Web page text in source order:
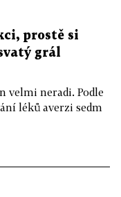
prostě si
grál
velmi neradi. Podle
léků averzi sedm